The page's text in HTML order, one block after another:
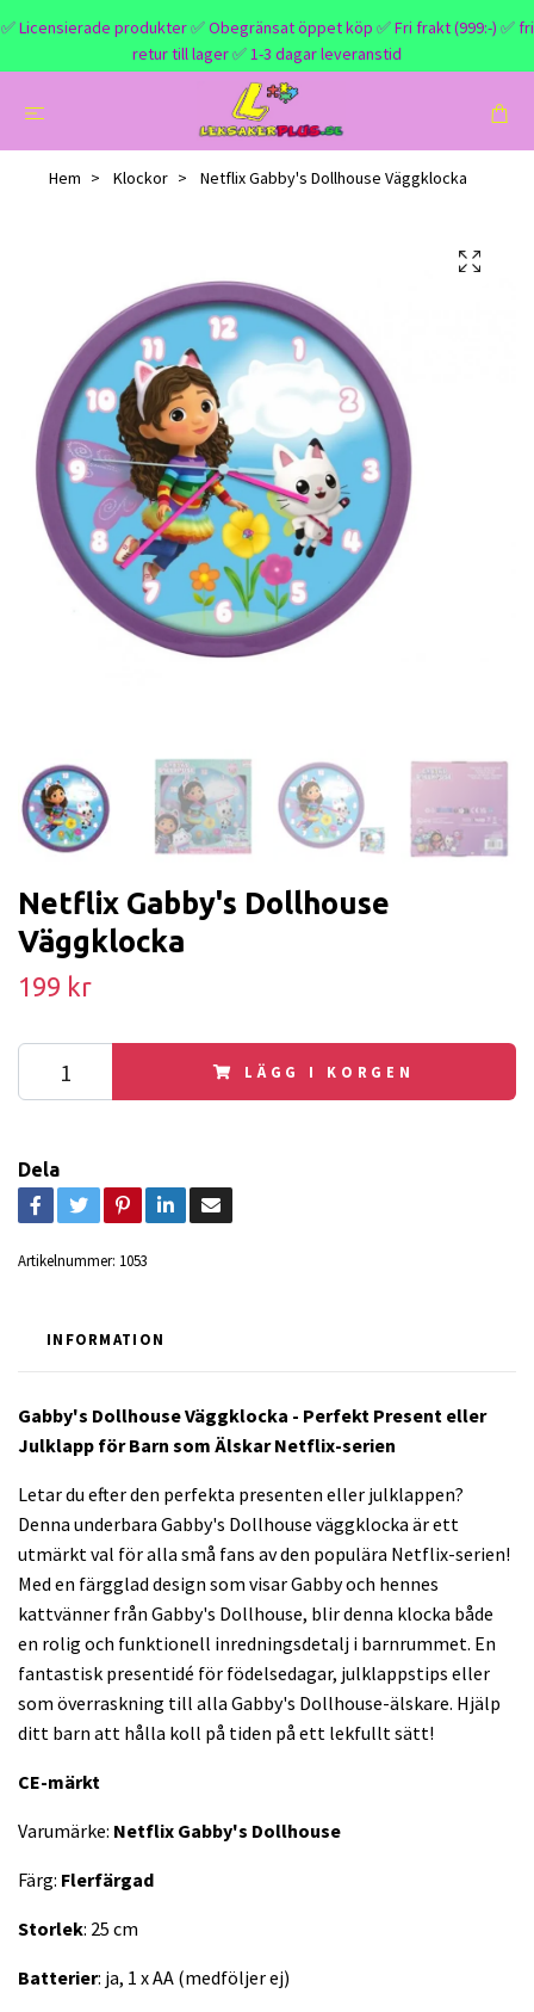
✅ Licensierade produkter ✅ Obegränsat öppet köp ✅ Fri frakt (999:-) ✅ fri
retur till lager ✅ 1-3 dagar leveranstid
Hem Klockor Netflix Gabby's Dollhouse Väggklocka
Netflix Gabby's Dollhouse
Väggklocka
199 kr
LÄGG I KORGEN
Dela
Artikelnummer: 1053
INFORMATION
Gabby's Dollhouse Väggklocka - Perfekt Present eller
Julklapp för Barn som Älskar Netflix-serien
Letar du efter den perfekta presenten eller julklappen?
Denna underbara Gabby's Dollhouse väggklocka är ett
utmärkt val för alla små fans av den populära Netflix-serien!
Med en färgglad design som visar Gabby och hennes
kattvänner från Gabby's Dollhouse, blir denna klocka både
en rolig och funktionell inredningsdetalj i barnrummet. En
fantastisk presentidé för födelsedagar, julklappstips eller
som överraskning till alla Gabby's Dollhouse-älskare. Hjälp
ditt barn att hålla koll på tiden på ett lekfullt sätt!
CE-märkt
Varumärke: Netflix Gabby's Dollhouse
Färg: Flerfärgad
Storlek: 25 cm
Batterier: ja, 1 x AA (medföljer ej)